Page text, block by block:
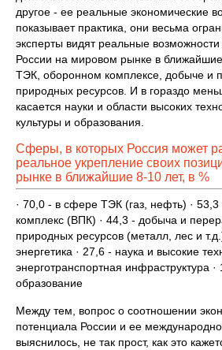
другое - ее реальные экономические
показывает практика, они весьма
эксперты видят реальные
России на мировом рынке в
ТЭК, оборонном комплексе, добыче и
природных ресурсов. И в гораздо
касается науки и области высоких
культуры и образования.
Сферы, в которых Россия может
реальное укрепление своих
рынке в ближайшие 8-10 лет, в %
· 70,0 - в сфере ТЭК (газ, нефть) ·
комплекс (ВПК) · 44,3 - добыча и
природных ресурсов (металл, лес и
энергетика · 27,6 - наука и высокие
энерготранспортная инфраструктура ·
образование
Между тем, вопрос о соотношении
потенциала России и ее
выяснилось, не так прост, как это